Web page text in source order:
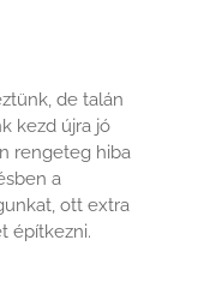
de talán
kezd újra jó
rengeteg hiba
a
ott extra
építkezni.